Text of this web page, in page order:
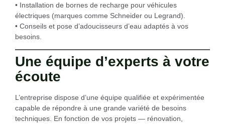
• Installation de bornes de recharge pour véhicules
électriques (marques comme Schneider ou Legrand).
• Conseils et pose d’adoucisseurs d’eau adaptés à vos
besoins.
Une équipe d’experts à votre
écoute
L’entreprise dispose d’une équipe qualifiée et expérimentée
capable de répondre à une grande variété de besoins
techniques. En fonction de vos projets — rénovation,